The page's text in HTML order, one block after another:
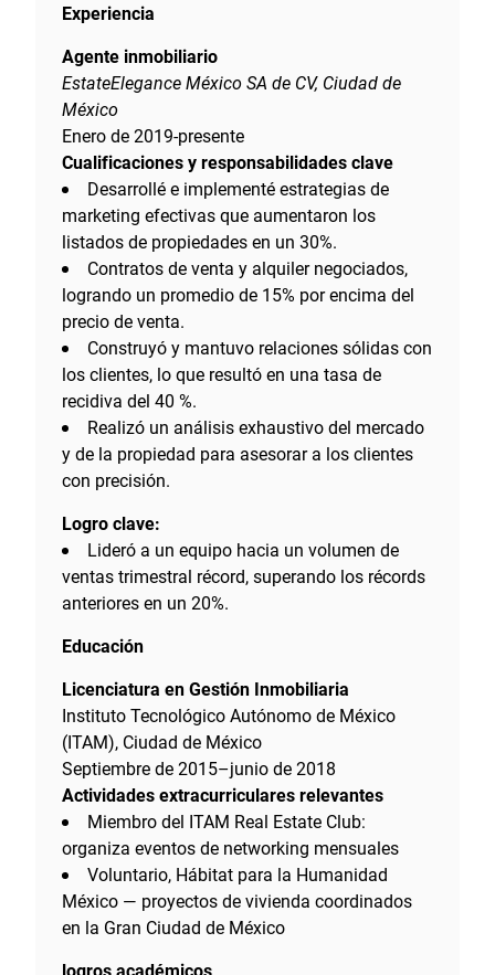
Experiencia
Agente inmobiliario
EstateElegance México SA de CV, Ciudad de
México
Enero de 2019-presente
Cualificaciones y responsabilidades clave
Desarrollé e implementé estrategias de
marketing efectivas que aumentaron los
listados de propiedades en un 30%.
Contratos de venta y alquiler negociados,
logrando un promedio de 15% por encima del
precio de venta.
Construyó y mantuvo relaciones sólidas con
los clientes, lo que resultó en una tasa de
recidiva del 40 %.
Realizó un análisis exhaustivo del mercado
y de la propiedad para asesorar a los clientes
con precisión.
Logro clave:
Lideró a un equipo hacia un volumen de
ventas trimestral récord, superando los récords
anteriores en un 20%.
Educación
Licenciatura en Gestión Inmobiliaria
Instituto Tecnológico Autónomo de México
(ITAM), Ciudad de México
Septiembre de 2015–junio de 2018
Actividades extracurriculares relevantes
Miembro del ITAM Real Estate Club:
organiza eventos de networking mensuales
Voluntario, Hábitat para la Humanidad
México — proyectos de vivienda coordinados
en la Gran Ciudad de México